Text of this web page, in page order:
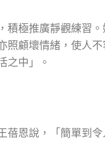
積極推廣靜觀練習
照顧壞情緒，使人
之中」。
蓓恩說，「簡單到